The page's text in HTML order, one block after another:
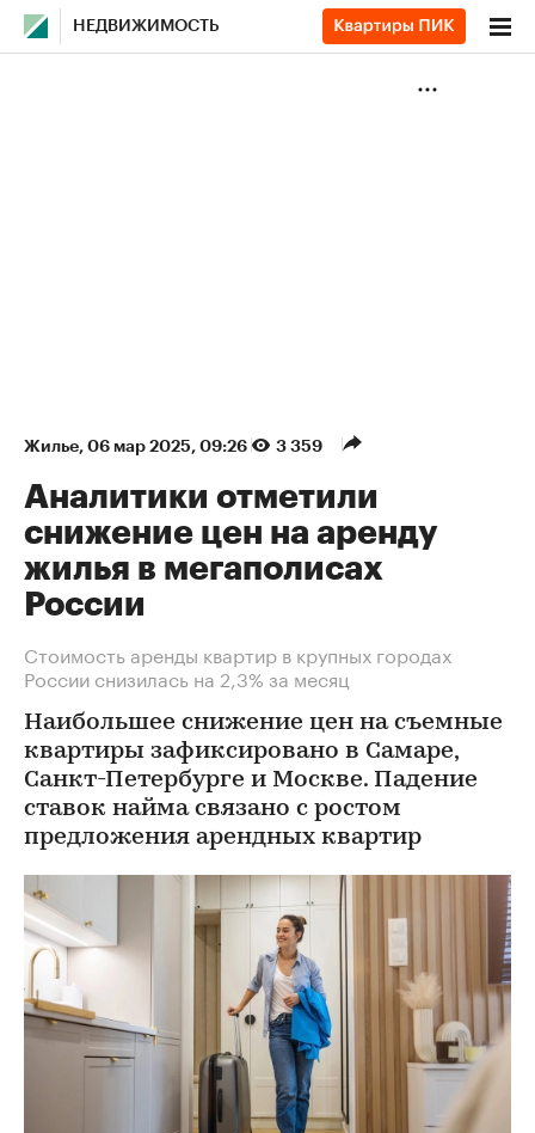
НЕДВИЖИМОСТЬ
Жилье⁠, 06 мар 2025, 09:26 3 359
Аналитики отметили
снижение цен на аренду
жилья в мегаполисах
России
Стоимость аренды квартир в крупных городах
России снизилась на 2,3% за месяц
Наибольшее снижение цен на съемные
квартиры зафиксировано в Самаре,
Санкт-Петербурге и Москве. Падение
ставок найма связано с ростом
предложения арендных квартир